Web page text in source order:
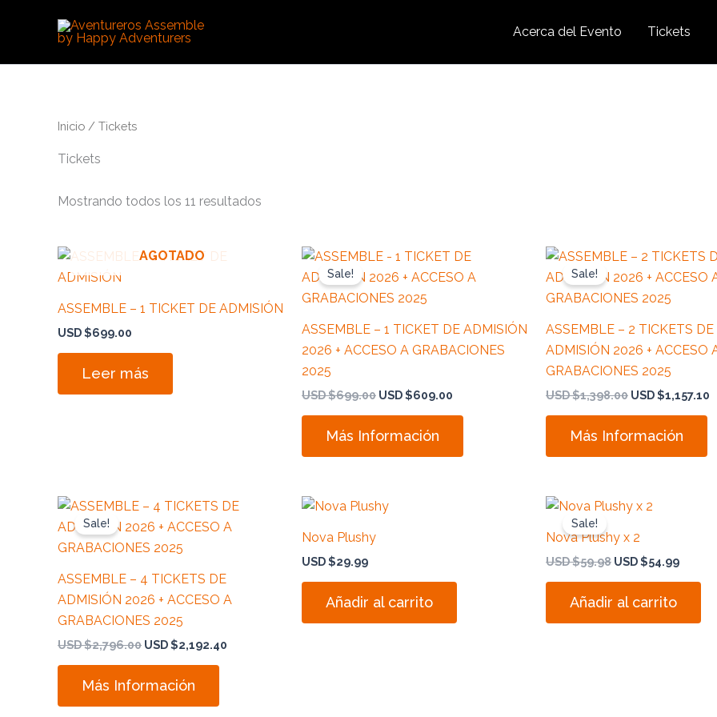
Acerca del Evento Tickets
Inicio / Tickets
Tickets
Mostrando todos los 11 resultados
AGOTADO
ASSEMBLE – 1 TICKET DE ADMISIÓN
USD $699.00
Leer más
Sale!
ASSEMBLE – 1 TICKET DE ADMISIÓN
2026 + ACCESO A GRABACIONES
2025
USD $699.00
Original
was:
USD
USD $609.00
Current
is:
Más Información
Sale!
ASSEMBLE – 2 TICKETS DE
ADMISIÓN 2026 + ACCESO
GRABACIONES 2025
USD $1,398.00
Original
was:
USD
USD $1,157.10
Más Información
Sale!
ASSEMBLE – 4 TICKETS DE
ADMISIÓN 2026 + ACCESO A
GRABACIONES 2025
USD $2,796.00
Original
price
was:
USD
USD $2,192.40
Current
is:
Más Información
Nova Plushy
USD $29.99
Añadir al carrito
Sale!
Nova Plushy x 2
USD $59.98
Original
price
was:
USD
$59.98.
USD $54.99$54.99.
Añadir al carrito